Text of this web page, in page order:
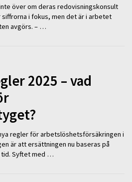
över om deras redovisningskonsult
i fokus, men det är i arbetet
avgörs. – …
2025 – vad
regler för arbetslöshetsförsäkringen i
är att ersättningen nu baseras på
Syftet med …